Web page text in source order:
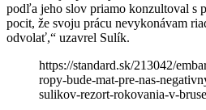
podľa jeho slov priamo konzultoval s
pocit, že svoju prácu nevykonávam
odvolať,“ uzavrel Sulík.
https://standard.sk/213042/
ropy-bude-mat-pre-nas-
sulikov-rezort-rokovania-v-